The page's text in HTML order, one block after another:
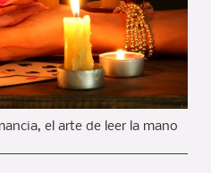
el arte de leer la mano